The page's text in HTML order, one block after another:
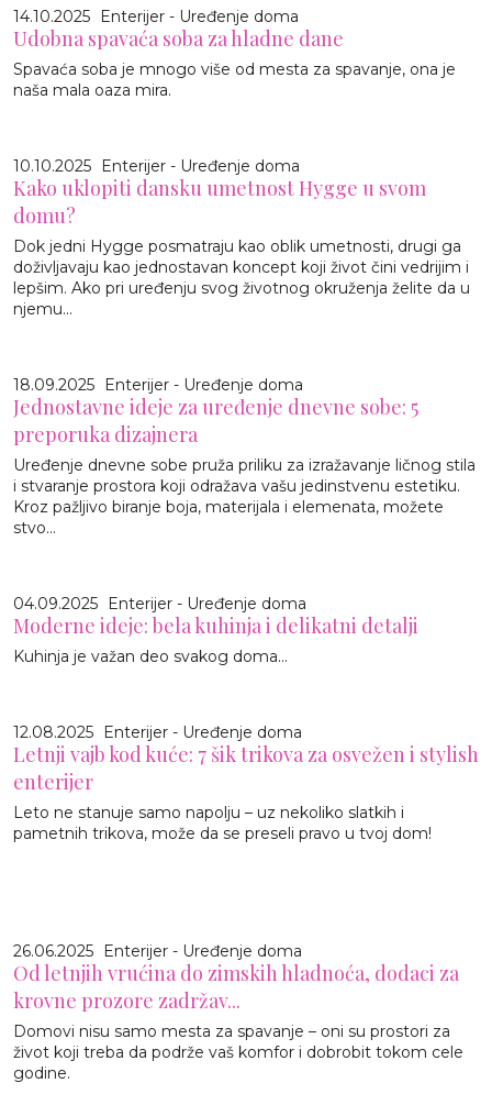
14.10.2025 Enterijer - Uređenje doma
Udobna spavaća soba za hladne dane
Spavaća soba je mnogo više od mesta za spavanje, ona je
naša mala oaza mira.
10.10.2025 Enterijer - Uređenje doma
Kako uklopiti dansku umetnost Hygge u svom
domu?
Dok jedni Hygge posmatraju kao oblik umetnosti, drugi ga
doživljavaju kao jednostavan koncept koji život čini vedrijim i
lepšim. Ako pri uređenju svog životnog okruženja želite da u
njemu...
18.09.2025 Enterijer - Uređenje doma
Jednostavne ideje za uređenje dnevne sobe: 5
preporuka dizajnera
Uređenje dnevne sobe pruža priliku za izražavanje ličnog stila
i stvaranje prostora koji odražava vašu jedinstvenu estetiku.
Kroz pažljivo biranje boja, materijala i elemenata, možete
stvo...
04.09.2025 Enterijer - Uređenje doma
Moderne ideje: bela kuhinja i delikatni detalji
Kuhinja je važan deo svakog doma...
12.08.2025 Enterijer - Uređenje doma
Letnji vajb kod kuće: 7 šik trikova za osvežen i stylish
enterijer
Leto ne stanuje samo napolju – uz nekoliko slatkih i
pametnih trikova, može da se preseli pravo u tvoj dom!
26.06.2025 Enterijer - Uređenje doma
Od letnjih vrućina do zimskih hladnoća, dodaci za
krovne prozore zadržav...
Domovi nisu samo mesta za spavanje – oni su prostori za
život koji treba da podrže vaš komfor i dobrobit tokom cele
godine.